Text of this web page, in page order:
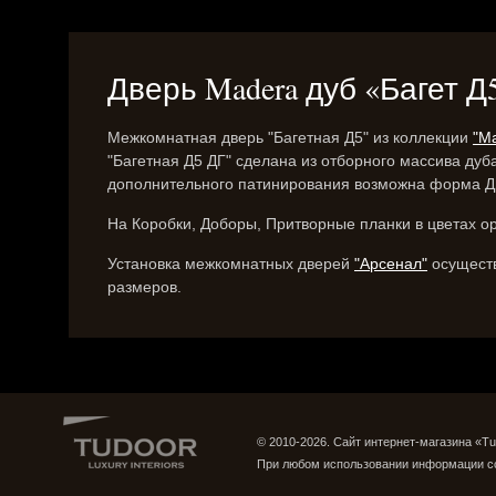
Дверь Madera дуб «Багет
Межкомнатная дверь "Багетная Д5" из коллекции
"Багетная Д5 ДГ" сделана из отборного массива
дополнительного патинирования возможна форма
На Коробки, Доборы, Притворные планки в цветах
Установка межкомнатных дверей "Арсенал"
размеров.
© 2010-2026. Сайт интернет-магазина
При любом использовании информации